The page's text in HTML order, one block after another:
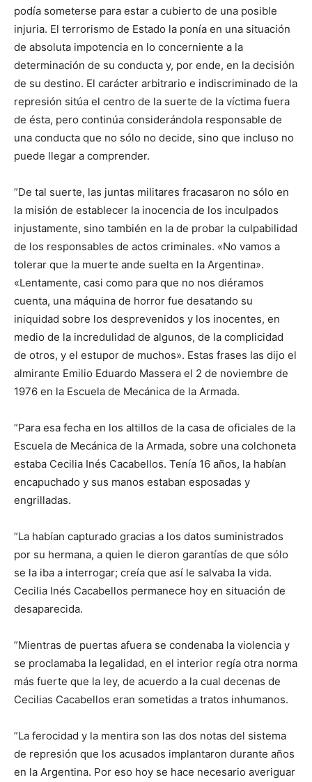
podía someterse para estar a cubierto de una posible
injuria. El terrorismo de Estado la ponía en una situación
de absoluta impotencia en lo concerniente a la
determinación de su conducta y, por ende, en la decisión
de su destino. El carácter arbitrario e indiscriminado de la
represión sitúa el centro de la suerte de la víctima fuera
de ésta, pero continúa considerándola responsable de
una conducta que no sólo no decide, sino que incluso no
puede llegar a comprender.
”De tal suerte, las juntas militares fracasaron no sólo en
la misión de establecer la inocencia de los inculpados
injustamente, sino también en la de probar la culpabilidad
de los responsables de actos criminales. «No vamos a
tolerar que la muerte ande suelta en la Argentina».
«Lentamente, casi como para que no nos diéramos
cuenta, una máquina de horror fue desatando su
iniquidad sobre los desprevenidos y los inocentes, en
medio de la incredulidad de algunos, de la complicidad
de otros, y el estupor de muchos». Estas frases las dijo el
almirante Emilio Eduardo Massera el 2 de noviembre de
1976 en la Escuela de Mecánica de la Armada.
”Para esa fecha en los altillos de la casa de oficiales de la
Escuela de Mecánica de la Armada, sobre una colchoneta
estaba Cecilia Inés Cacabellos. Tenía 16 años, la habían
encapuchado y sus manos estaban esposadas y
engrilladas.
”La habían capturado gracias a los datos suministrados
por su hermana, a quien le dieron garantías de que sólo
se la iba a interrogar; creía que así le salvaba la vida.
Cecilia Inés Cacabellos permanece hoy en situación de
desaparecida.
”Mientras de puertas afuera se condenaba la violencia y
se proclamaba la legalidad, en el interior regía otra norma
más fuerte que la ley, de acuerdo a la cual decenas de
Cecilias Cacabellos eran sometidas a tratos inhumanos.
”La ferocidad y la mentira son las dos notas del sistema
de represión que los acusados implantaron durante años
en la Argentina. Por eso hoy se hace necesario averiguar